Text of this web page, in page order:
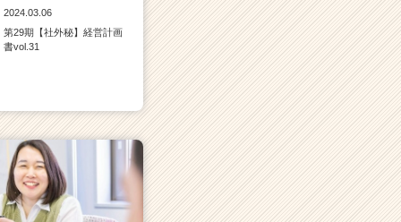
2024.03.06
第29期【社外秘】経営計画
書vol.31